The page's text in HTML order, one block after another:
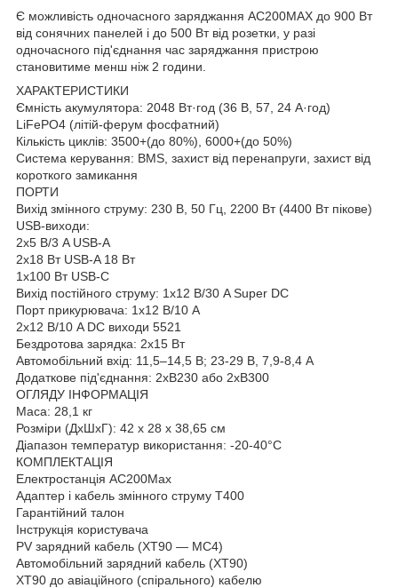
Є можливість одночасного заряджання AC200MAX до 900 Вт
від сонячних панелей і до 500 Вт від розетки, у разі
одночасного під'єднання час заряджання пристрою
становитиме менш ніж 2 години.
ХАРАКТЕРИСТИКИ
Ємність акумулятора: 2048 Вт·год (36 В, 57, 24 А·год)
LiFePO4 (літій-ферум фосфатний)
Кількість циклів: 3500+(до 80%), 6000+(до 50%)
Система керування: BMS, захист від перенапруги, захист від
короткого замикання
ПОРТИ
Вихід змінного струму: 230 В, 50 Гц, 2200 Вт (4400 Вт пікове)
USB-виходи:
2x5 В/3 A USB-A
2x18 Вт USB-A 18 Вт
1x100 Вт USB-C
Вихід постійного струму: 1x12 В/30 A Super DC
Порт прикурювача: 1x12 В/10 А
2x12 В/10 A DC виходи 5521
Бездротова зарядка: 2x15 Вт
Автомобільний вхід: 11,5–14,5 В; 23-29 В, 7,9-8,4 А
Додаткове під'єднання: 2xB230 або 2xB300
ОГЛЯДУ ІНФОРМАЦІЯ
Маса: 28,1 кг
Розміри (ДхШхГ): 42 х 28 х 38,65 см
Діапазон температур використання: -20-40°C
КОМПЛЕКТАЦІЯ
Електростанція AC200Max
Адаптер і кабель змінного струму T400
Гарантійний талон
Інструкція користувача
PV зарядний кабель (XT90 — MC4)
Автомобільний зарядний кабель (XT90)
XT90 до авіаційного (спірального) кабелю